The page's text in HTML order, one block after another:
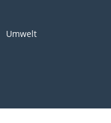
Umwelt